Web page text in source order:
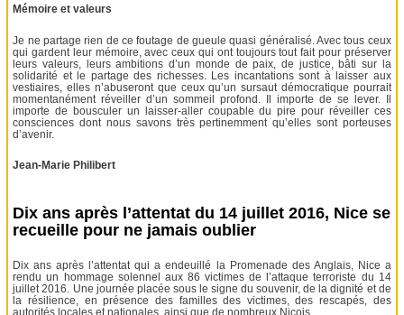
Mémoire et valeurs
Je ne partage rien de ce foutage de gueule quasi généralisé. Avec tous ceux
qui gardent leur mémoire, avec ceux qui ont toujours tout fait pour préserver
leurs valeurs, leurs ambitions d’un monde de paix, de justice, bâti sur la
solidarité et le partage des richesses. Les incantations sont à laisser aux
vestiaires, elles n’abuseront que ceux qu’un sursaut démocratique pourrait
momentanément réveiller d’un sommeil profond. Il importe de se lever. Il
importe de bousculer un laisser-aller coupable du pire pour réveiller ces
consciences dont nous savons très pertinemment qu’elles sont porteuses
d’avenir.
Jean-Marie Philibert
Dix ans après l’attentat du 14 juillet 2016, Nice se
recueille pour ne jamais oublier
Dix ans après l’attentat qui a endeuillé la Promenade des Anglais, Nice a
rendu un hommage solennel aux 86 victimes de l’attaque terroriste du 14
juillet 2016. Une journée placée sous le signe du souvenir, de la dignité et de
la résilience, en présence des familles des victimes, des rescapés, des
autorités locales et nationales, ainsi que de nombreux Niçois.